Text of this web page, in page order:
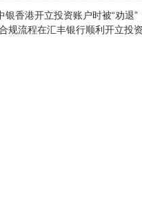
香港开立投资账户时被“劝退
流程在汇丰银行顺利开立投资